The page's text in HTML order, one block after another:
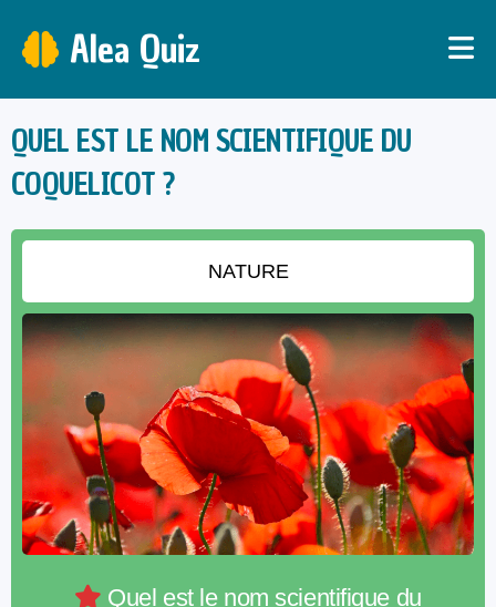
Alea Quiz
QUEL EST LE NOM SCIENTIFIQUE DU
COQUELICOT ?
NATURE
Quel est le nom scientifique du